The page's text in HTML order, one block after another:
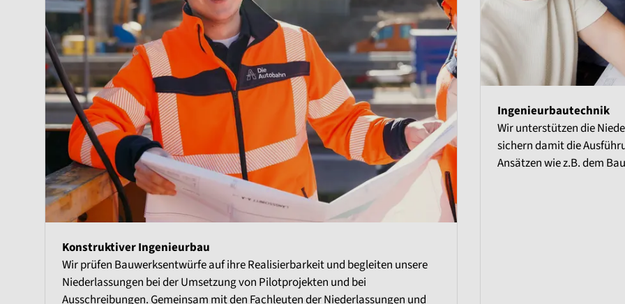
Konstruktiver Ingenieurbau
Wir prüfen Bauwerksentwürfe auf ihre Realisierbarkeit und begleiten unsere
Niederlassungen bei der Umsetzung von Pilotprojekten und bei
Ausschreibungen. Gemeinsam mit den Fachleuten der Niederlassungen und
Ingenieurbautechnik
Wir unterstützen die
sichern damit die
Ansätzen wie z.B. dem